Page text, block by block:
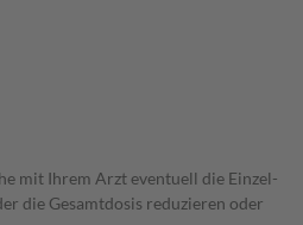
mit Ihrem Arzt eventuell die Einzel-
die Gesamtdosis reduzieren oder